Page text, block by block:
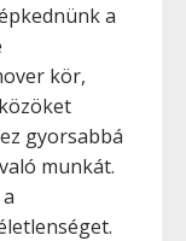
a
kör,
gyorsabbá
munkát.